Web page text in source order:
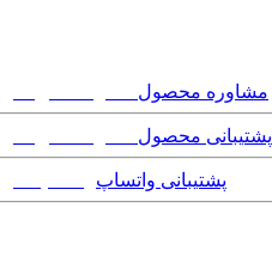
مشاوره محصول
پشتیبانی محصول
پشتیبانی واتساپ